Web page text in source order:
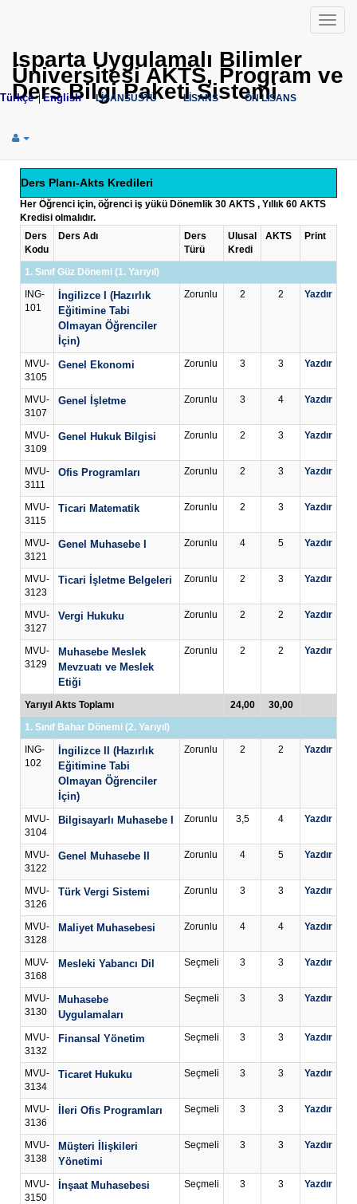
Menü
Isparta Uygulamalı Bilimler
Üniversitesi AKTS, Program ve
Ders Bilgi Paketi Sistemi
Türkçe|English LİSANSÜSTÜ LİSANS ÖN LİSANS
Ders Planı-Akts Kredileri
Her Öğrenci için, öğrenci iş yükü Dönemlik 30 AKTS , Yıllık 60 AKTS
Kredisi olmalıdır.
Ders
Kodu
Ders Adı
Ders
Türü
Ulusal
Kredi
AKTS Print
1. Sınıf Güz Dönemi (1. Yarıyıl)
ING-
101
İngilizce I (Hazırlık
Eğitimine Tabi
Olmayan Öğrenciler
İçin)
Zorunlu 2 2 Yazdır
MVU-
3105
Genel Ekonomi Zorunlu 3 3 Yazdır
MVU-
3107
Genel İşletme Zorunlu 3 4 Yazdır
MVU-
3109
Genel Hukuk Bilgisi Zorunlu 2 3 Yazdır
MVU-
3111
Ofis Programları Zorunlu 2 3 Yazdır
MVU-
3115
Ticari Matematik Zorunlu 2 3 Yazdır
MVU-
3121
Genel Muhasebe I Zorunlu 4 5 Yazdır
MVU-
3123
Ticari İşletme Belgeleri Zorunlu 2 3 Yazdır
MVU-
3127
Vergi Hukuku Zorunlu 2 2 Yazdır
MVU-
3129
Muhasebe Meslek
Mevzuatı ve Meslek
Etiği
Zorunlu 2 2 Yazdır
Yarıyıl Akts Toplamı 24,00
30,00
1. Sınıf Bahar Dönemi (2. Yarıyıl)
ING-
102
İngilizce II (Hazırlık
Eğitimine Tabi
Olmayan Öğrenciler
İçin)
Zorunlu 2 2 Yazdır
MVU-
3104
Bilgisayarlı Muhasebe I Zorunlu 3,5 4 Yazdır
MVU-
3122
Genel Muhasebe II Zorunlu 4 5 Yazdır
MVU-
3126
Türk Vergi Sistemi Zorunlu 3 3 Yazdır
MVU-
3128
Maliyet Muhasebesi Zorunlu 4 4 Yazdır
MUV-
3168
Mesleki Yabancı Dil Seçmeli 3 3 Yazdır
MVU-
3130
Muhasebe
Uygulamaları
Seçmeli 3 3 Yazdır
MVU-
3132
Finansal Yönetim Seçmeli 3 3 Yazdır
MVU-
3134
Ticaret Hukuku Seçmeli 3 3 Yazdır
MVU-
3136
İleri Ofis Programları Seçmeli 3 3 Yazdır
MVU-
3138
Müşteri İlişkileri
Yönetimi
Seçmeli 3 3 Yazdır
MVU-
3150
İnşaat Muhasebesi Seçmeli 3 3 Yazdır